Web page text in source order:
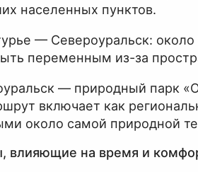
населенных пунктов.
— Североуральск:
переменным из-за
— природный парк
включает как
около самой природной
влияющие на время и